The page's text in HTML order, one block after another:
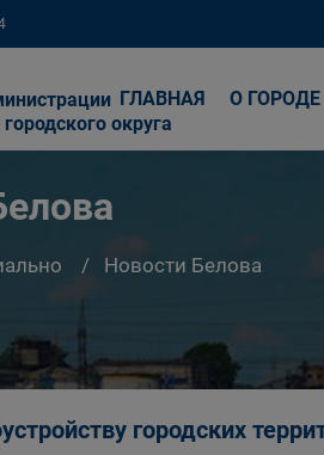
округа
ГЛАВНАЯ О ГОРОДЕ
Новости Белова
городских